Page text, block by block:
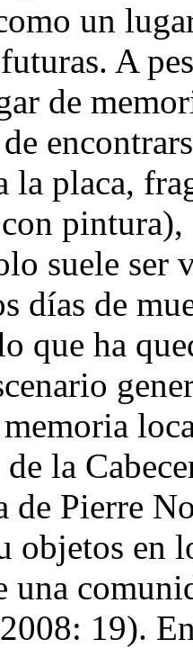
un
A
de
la placa,
suele
días de
que ha
de la
de Pierre
objetos en
una
19).